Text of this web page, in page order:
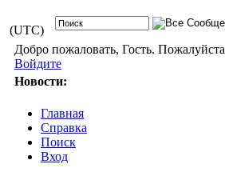
(UTC)
Добро пожаловать, Гость. Пожалуйста
Войдите
Новости:
Главная
Справка
Поиск
Вход